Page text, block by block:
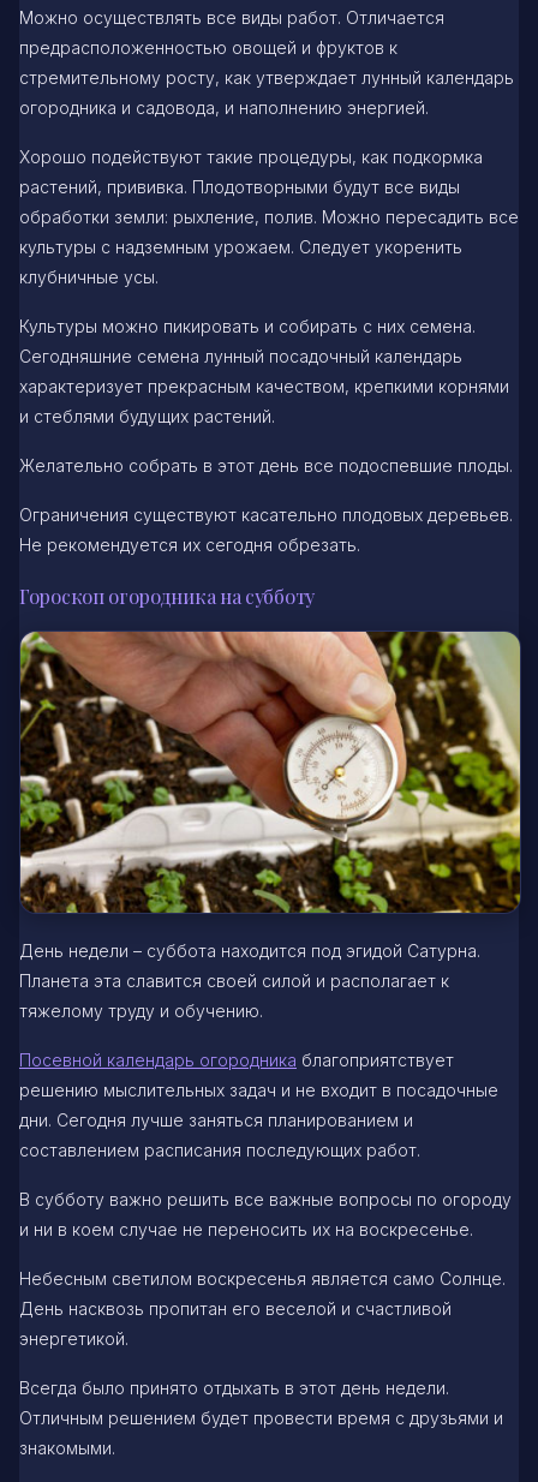
Можно осуществлять все виды работ. Отличается
предрасположенностью овощей и фруктов к
стремительному росту, как утверждает лунный календарь
огородника и садовода, и наполнению энергией.
Хорошо подействуют такие процедуры, как подкормка
растений, прививка. Плодотворными будут все виды
обработки земли: рыхление, полив. Можно пересадить все
культуры с надземным урожаем. Следует укоренить
клубничные усы.
Культуры можно пикировать и собирать с них семена.
Сегодняшние семена лунный посадочный календарь
характеризует прекрасным качеством, крепкими корнями
и стеблями будущих растений.
Желательно собрать в этот день все подоспевшие плоды.
Ограничения существуют касательно плодовых деревьев.
Не рекомендуется их сегодня обрезать.
Гороскоп огородника на субботу
День недели – суббота находится под эгидой Сатурна.
Планета эта славится своей силой и располагает к
тяжелому труду и обучению.
Посевной календарь огородника благоприятствует
решению мыслительных задач и не входит в посадочные
дни. Сегодня лучше заняться планированием и
составлением расписания последующих работ.
В субботу важно решить все важные вопросы по огороду
и ни в коем случае не переносить их на воскресенье.
Небесным светилом воскресенья является само Солнце.
День насквозь пропитан его веселой и счастливой
энергетикой.
Всегда было принято отдыхать в этот день недели.
Отличным решением будет провести время с друзьями и
знакомыми.